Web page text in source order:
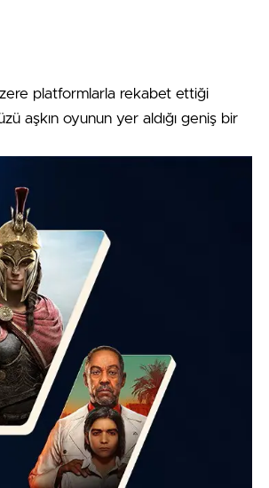
platformlarla rekabet ettiği
aşkın oyunun yer aldığı geniş bir